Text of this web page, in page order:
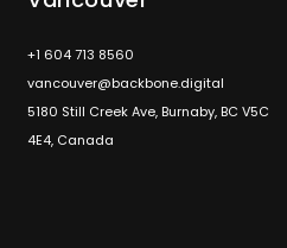
+1 604 713 8560
vancouver@backbone.digital
5180 Still Creek Ave, Burnaby, BC V5C
4E4, Canada